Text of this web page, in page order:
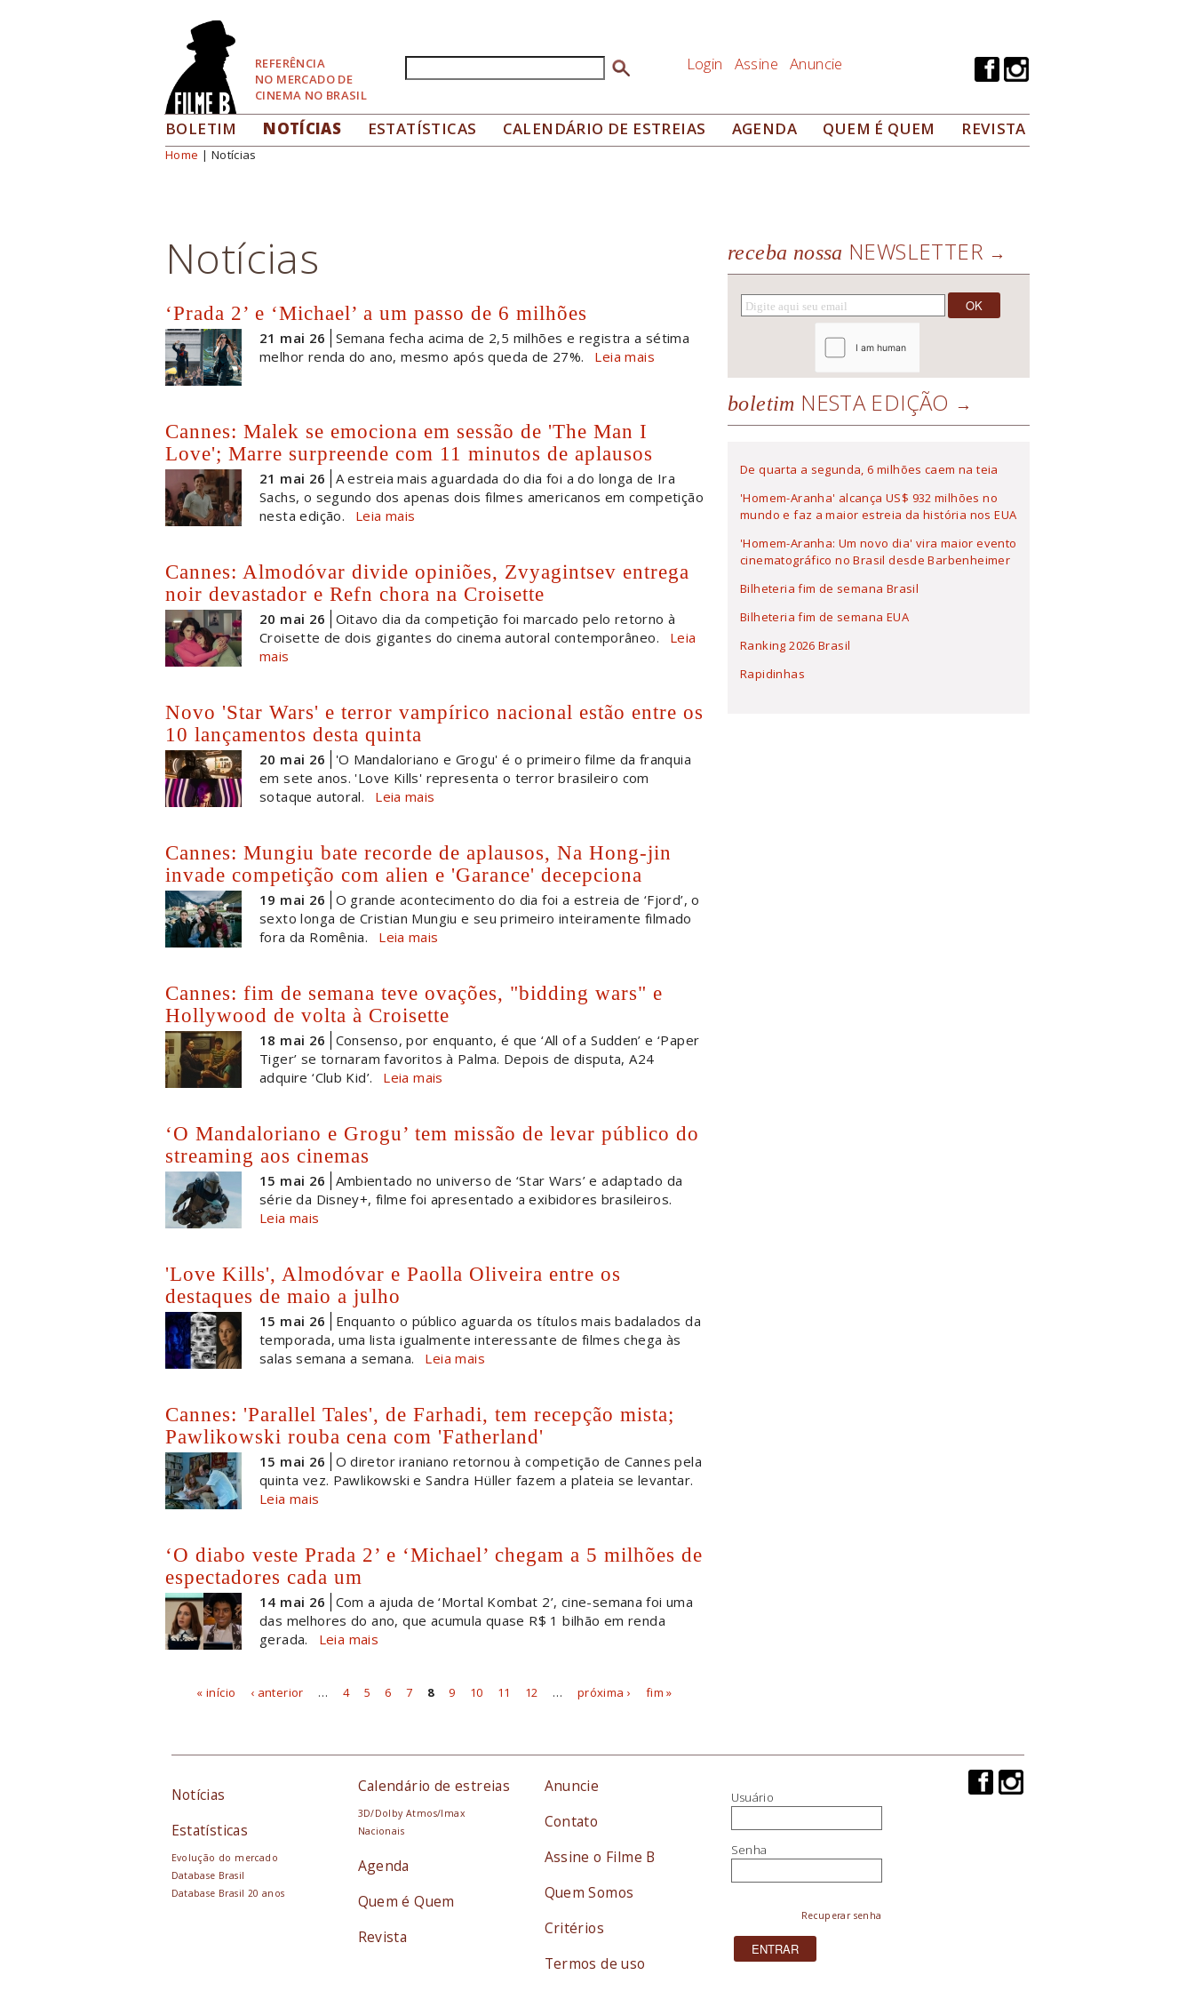
REFERÊNCIA
NO MERCADO DE
CINEMA NO BRASIL
Formulário de busca Login Assine Anuncie
BOLETIM NOTÍCIAS ESTATÍSTICAS CALENDÁRIO DE ESTREIAS AGENDA QUEM É QUEM REVISTA
Você está aqui
Home | Notícias
Notícias
‘Prada 2’ e ‘Michael’ a um passo de 6 milhões
21 mai 26
Semana fecha acima de 2,5 milhões e registra a sétima
melhor renda do ano, mesmo após queda de 27%.
Leia mais
Cannes: Malek se emociona em sessão de 'The Man I
Love'; Marre surpreende com 11 minutos de aplausos
21 mai 26
A estreia mais aguardada do dia foi a do longa de Ira
Sachs, o segundo dos apenas dois filmes americanos em competição
nesta edição.
Leia mais
Cannes: Almodóvar divide opiniões, Zvyagintsev entrega
noir devastador e Refn chora na Croisette
20 mai 26
Oitavo dia da competição foi marcado pelo retorno à
Croisette de dois gigantes do cinema autoral contemporâneo.
Leia
mais
Novo 'Star Wars' e terror vampírico nacional estão entre os
10 lançamentos desta quinta
20 mai 26
'O Mandaloriano e Grogu' é o primeiro filme da franquia
em sete anos. 'Love Kills' representa o terror brasileiro com
sotaque autoral.
Leia mais
Cannes: Mungiu bate recorde de aplausos, Na Hong-jin
invade competição com alien e 'Garance' decepciona
19 mai 26
O grande acontecimento do dia foi a estreia de ‘Fjord’, o
sexto longa de Cristian Mungiu e seu primeiro inteiramente filmado
fora da Romênia.
Leia mais
Cannes: fim de semana teve ovações, "bidding wars" e
Hollywood de volta à Croisette
18 mai 26
Consenso, por enquanto, é que ‘All of a Sudden’ e ‘Paper
Tiger’ se tornaram favoritos à Palma. Depois de disputa, A24
adquire ‘Club Kid’.
Leia mais
‘O Mandaloriano e Grogu’ tem missão de levar público do
streaming aos cinemas
15 mai 26
Ambientado no universo de ‘Star Wars’ e adaptado da
série da Disney+, filme foi apresentado a exibidores brasileiros.
Leia mais
'Love Kills', Almodóvar e Paolla Oliveira entre os
destaques de maio a julho
15 mai 26
Enquanto o público aguarda os títulos mais badalados da
temporada, uma lista igualmente interessante de filmes chega às
salas semana a semana.
Leia mais
Cannes: 'Parallel Tales', de Farhadi, tem recepção mista;
Pawlikowski rouba cena com 'Fatherland'
15 mai 26
O diretor iraniano retornou à competição de Cannes pela
quinta vez. Pawlikowski e Sandra Hüller fazem a plateia se levantar.
Leia mais
‘O diabo veste Prada 2’ e ‘Michael’ chegam a 5 milhões de
espectadores cada um
14 mai 26
Com a ajuda de ‘Mortal Kombat 2’, cine-semana foi uma
das melhores do ano, que acumula quase R$ 1 bilhão em renda
gerada.
Leia mais
Páginas
« início ‹ anterior … 4 5 6 7 8 9 10 11 12 … próxima › fim »
receba nossa NEWSLETTER
boletim NESTA EDIÇÃO
De quarta a segunda, 6 milhões caem na teia
'Homem-Aranha' alcança US$ 932 milhões no
mundo e faz a maior estreia da história nos EUA
'Homem-Aranha: Um novo dia' vira maior evento
cinematográfico no Brasil desde Barbenheimer
Bilheteria fim de semana Brasil
Bilheteria fim de semana EUA
Ranking 2026 Brasil
Rapidinhas
Notícias
Estatísticas
Evolução do mercado
Database Brasil
Database Brasil 20 anos
Calendário de estreias
3D/Dolby Atmos/Imax
Nacionais
Agenda
Quem é Quem
Revista
Anuncie
Contato
Assine o Filme B
Quem Somos
Critérios
Termos de uso
Usuário
Senha
Recuperar senha